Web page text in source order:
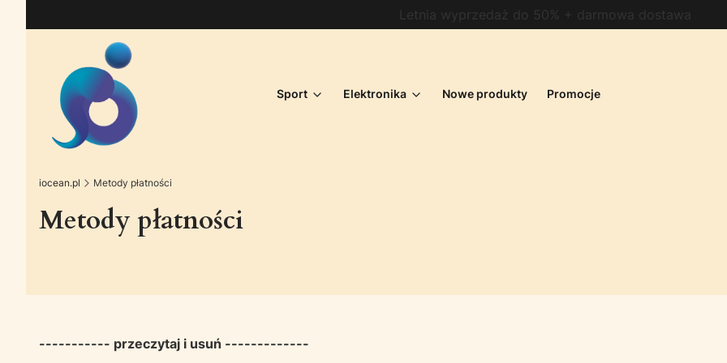
Letnia wyprzedaż do 50% + darmowa dostawa
Sport Elektronika Nowe produkty Promocje
iocean.pl Metody płatności
Metody płatności
----------- przeczytaj i usuń -------------